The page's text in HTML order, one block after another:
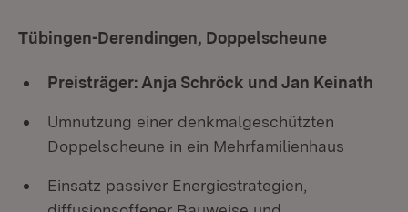
Tübingen-Derendingen, Doppelscheune
Preisträger: Anja Schröck und Jan Keinath
Umnutzung einer denkmalgeschützten
Doppelscheune in ein Mehrfamilienhaus
Einsatz passiver Energiestrategien,